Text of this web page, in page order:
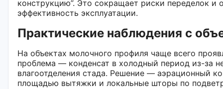
конструкцию”. Это сокращает риски переделок и
эффективность эксплуатации.
Практические наблюдения с
На объектах молочного профиля чаще всего
проблема — конденсат в холодный период из-за
влагоотделения стада. Решение — аэрационный
площадью вытяжки и локальные шторы по